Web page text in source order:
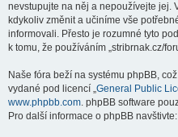
nevstupujte na něj a nepoužívejte jej.
kdykoliv změnit a učiníme vše
informovali. Přesto je rozumné tyto
k tomu, že používáním „stribrnak.cz/
Naše fóra beží na systému phpBB,
vydané pod licencí „General Public
www.phpbb.com. phpBB software
Pro další informace o phpBB navštivte: